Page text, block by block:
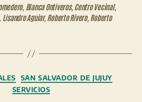
, Blanca Ontiveros, Centro Vecinal,
Lisandro Aguiar,Roberto Rivero, Roberto
Categorías
SAN SALVADOR DE JUJUY
SERVICIOS